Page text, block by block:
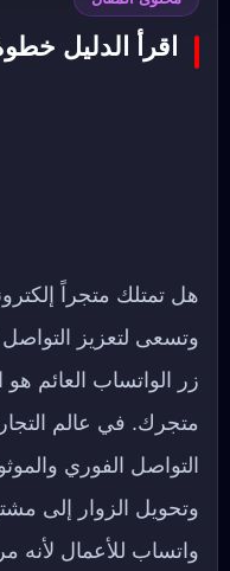
اقرأ الدليل
هل تمتلك متجراً
وتسعى لتعزيز
زر الواتساب العائم هو
متجرك. في عالم
التواصل الفوري
وتحويل الزوار إلى
واتساب للأعمال لأنه